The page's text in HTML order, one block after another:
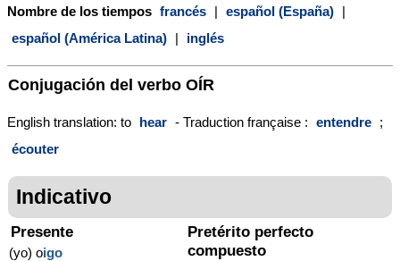
Nombre de los tiempos francés | español (España) |
español (América Latina) | inglés
Conjugación del verbo OÍR
English translation: to hear - Traduction française : entendre ;
écouter
Indicativo
Presente
(yo) oigo
Pretérito perfecto
compuesto